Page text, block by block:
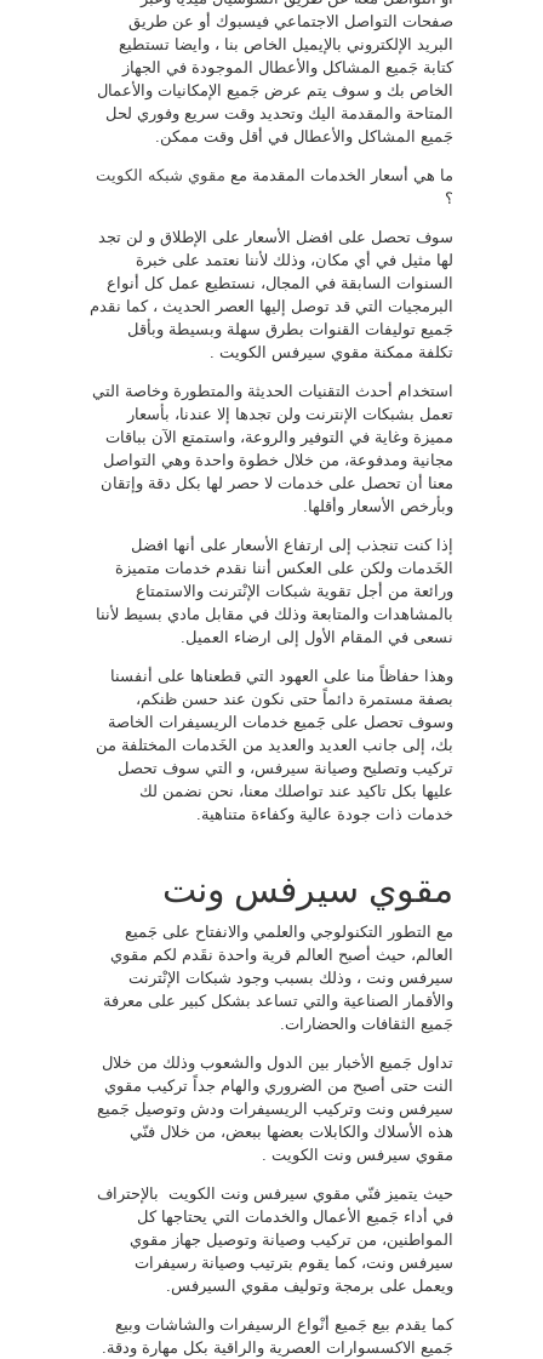
صفحات التواصل الاجتماعي فيسبوك أو عن طريق
البريد الإلكتروني بالإيميل الخاص بنا ، وايضا تستطيع
كتابة جَميع المشاكل والأعطال الموجودة في الجهاز
الخاص بك و سوف يتم عرض جَميع الإمكانيات والأعمال
المتاحة والمقدمة اليك وتحديد وقت سريع وفوري لحل
جَميع المشاكل والأعطال في أقل وقت ممكن.
ما هي أسعار الخدمات المقدمة مع مقوي شبكه الكويت
؟
سوف تحصل على افضل الأسعار على الإطلاق و لن تجد
لها مثيل في أي مكان، وذلك لأننا نعتمد على خبرة
السنوات السابقة في المجال، نستطيع عمل كل أنواع
البرمجيات التي قد توصل إليها العصر الحديث ، كما نقدم
جَميع توليفات القنوات بطرق سهلة وبسيطة وبأقل
تكلفة ممكنة مقوي سيرفس الكويت .
استخدام أحدث التقنيات الحديثة والمتطورة وخاصة التي
تعمل بشبكات الإنترنت ولن تجدها إلا عندنا، بأسعار
مميزة وغاية في التوفير والروعة، واستمتع الآن بباقات
مجانية ومدفوعة، من خلال خطوة واحدة وهي التواصل
معنا أن تحصل على خدمات لا حصر لها بكل دقة وإتقان
وبأرخص الأسعار وأقلها.
إذا كنت تنجذب إلى ارتفاع الأسعار على أنها افضل
الخَدمات ولكن على العكس أننا نقدم خدمات متميزة
ورائعة من أجل تقوية شبكات الإنْترنت والاستمتاع
بالمشاهدات والمتابعة وذلك في مقابل مادي بسيط لأننا
نسعى في المقام الأول إلى ارضاء العميل.
وهذا حفاظاً منا على العهود التي قطعناها على أنفسنا
بصفة مستمرة دائماً حتى نكون عند حسن ظنكم،
وسوف تحصل على جََميع خدمات الريسيفرات الخاصة
بك، إلى جانب العديد والعديد من الخَدمات المختلفة من
تركيب وتصليح وصيانة سيرفس، و التي سوف تحصل
عليها بكل تاكيد عند تواصلك معنا، نحن نضمن لك
خدمات ذات جودة عالية وكفاءة متناهية.
مقوي سيرفس ونت
مع التطور التكنولوجي والعلمي والانفتاح على جَميع
العالم، حيث أصبح العالم قرية واحدة نقَدم لكم مقوي
سيرفس ونت ، وذلك بسبب وجود شبكات الإنْترنت
والأقمار الصناعية والتي تساعد بشكل كبير على معرفة
جَميع الثقافات والحضارات.
تداول جَميع الأخبار بين الدول والشعوب وذلك من خلال
النت حتى أصبح من الضروري والهام جداً تركيب مقوي
سيرفس ونت وتركيب الريسيفرات ودش وتوصيل جَميع
هذه الأسلاك والكابلات بعضها ببعض، من خلال فنّي
مقوي سيرفس ونت الكويت .
حيث يتميز فنّي مقوي سيرفس ونت الكويت بالإحتراف
في أداء جَميع الأعمال والخدمات التي يحتاجها كل
المواطنين، من تركيب وصيانة وتوصيل جهاز مقوي
سيرفس ونت، كما يقوم بترتيب وصيانة رسيفرات
ويعمل على برمجة وتوليف مقوي السيرفس.
كما يقدم بيع جَميع أنْواع الرسيفرات والشاشات وبيع
جَميع الاكسسوارات العصرية والراقية بكل مهارة ودقة.